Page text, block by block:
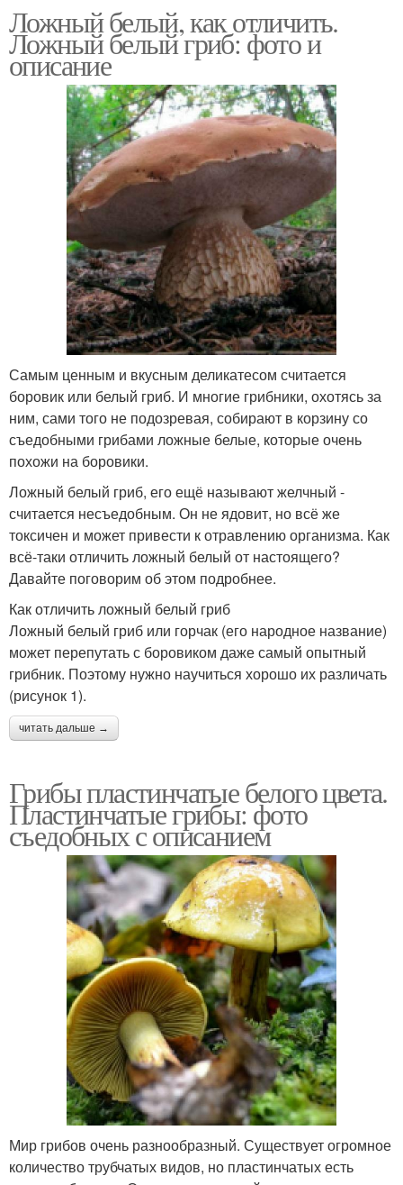
Ложный белый, как отличить.
Ложный белый гриб: фото и
описание
Самым ценным и вкусным деликатесом считается
боровик или белый гриб. И многие грибники, охотясь за
ним, сами того не подозревая, собирают в корзину со
съедобными грибами ложные белые, которые очень
похожи на боровики.
Ложный белый гриб, его ещё называют желчный -
считается несъедобным. Он не ядовит, но всё же
токсичен и может привести к отравлению организма. Как
всё-таки отличить ложный белый от настоящего?
Давайте поговорим об этом подробнее.
Как отличить ложный белый гриб
Ложный белый гриб или горчак (его народное название)
может перепутать с боровиком даже самый опытный
грибник. Поэтому нужно научиться хорошо их различать
(рисунок 1).
читать дальше →
Грибы пластинчатые белого цвета.
Пластинчатые грибы: фото
съедобных с описанием
Мир грибов очень разнообразный. Существует огромное
количество трубчатых видов, но пластинчатых есть